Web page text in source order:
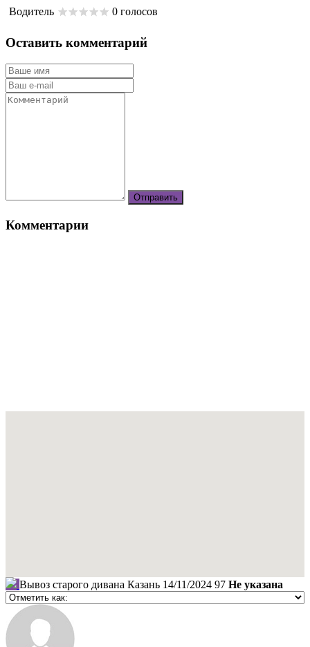
Водитель 0 голосов
Оставить комментарий
Комментарии
Вывоз старого дивана Казань 14/11/2024 97 Не указана